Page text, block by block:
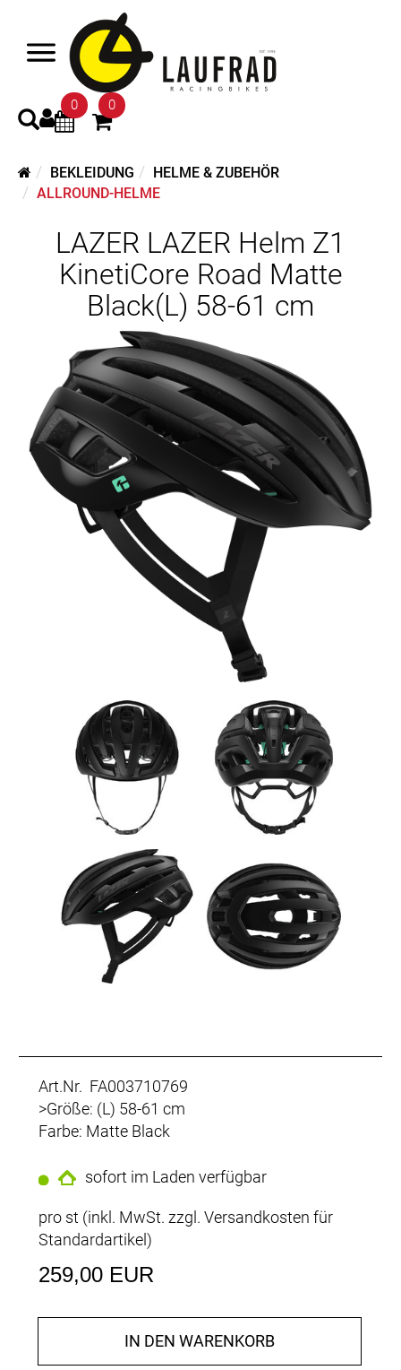
0 0
BEKLEIDUNG
HELME & ZUBEHÖR
ALLROUND-HELME
LAZER LAZER Helm Z1
KinetiCore Road Matte
Black(L) 58-61 cm
Art.Nr. FA003710769
>Größe: (L) 58-61 cm
Farbe: Matte Black
sofort im Laden verfügbar
pro st (inkl. MwSt. zzgl. Versandkosten für
Standardartikel)
259,00 EUR
IN DEN WARENKORB